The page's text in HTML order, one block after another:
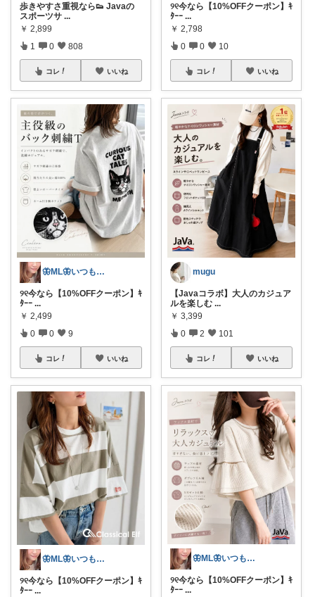
歩きやすさ重視なら👟 Javaの
スポーツサ ...
￥ 2,899
1 0 808
コレ いいね
🦋ML🦋いつもありがとう💓
୨୧今なら【10%OFFクーポン】ｷ
ﾀｰｰ ...
￥ 2,499
0 0 9
コレ いいね
🦋ML🦋いつもありがとう💓
୨୧今なら【10%OFFクーポン】ｷ
ﾀｰｰ ...
୨୧今なら【10%OFFクーポン】ｷ
ﾀｰｰ ...
￥ 2,798
0 0 10
コレ いいね
mugu
【Javaコラボ】大人のカジュア
ルを楽しむ ...
￥ 3,399
0 2 101
コレ いいね
🦋ML🦋いつもありがとう💓
୨୧今なら【10%OFFクーポン】ｷ
ﾀｰｰ ...